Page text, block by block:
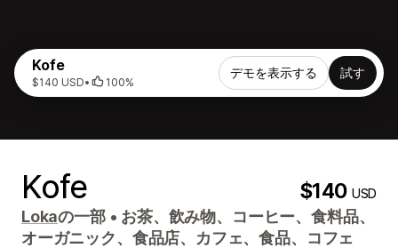
Kofe
$140 USD• 100%
デモを表示する 試す
Kofe $140USD
Lokaの一部 • お茶、飲み物、コーヒー、食料品、
オーガニック、食品店、カフェ、食品、コフェ